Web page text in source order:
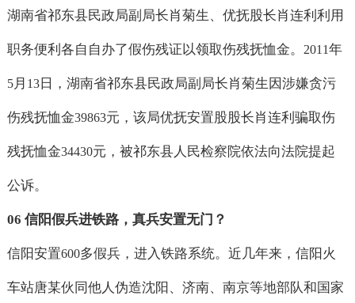
湖南省祁东县民政局副局长肖菊生、优抚股长肖连利利用
职务便利各自自办了假伤残证以领取伤残抚恤金。 2011年
5月 13日，湖南省祁东县民政局副局长肖菊生因涉嫌贪污
伤残抚恤金39863元，该局优抚安置股股长肖连利骗取伤
残抚恤金34430元，被祁东县人民检察院依法向法院提起
公诉。
06 信阳假兵进铁路，真兵安置无门？
信阳安置600多假兵，进入铁路系统。近几年来，信阳火
车站唐某伙同他人伪造沈阳、济南、南京等地部队和国家